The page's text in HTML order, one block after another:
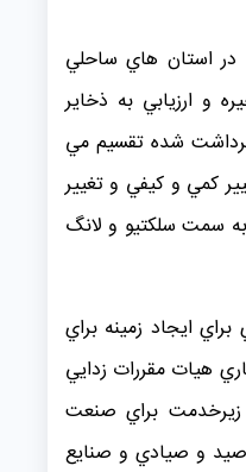
در استان هاي ساحلي
و ارزيابي به ذخاير
شده تقسيم مي
كمي و كيفي و تغيير
سمت سلكتيو و لانگ
ايجاد زمينه براي
هيات مقررات زدايي
۹ خدمت و زيرخدمت براي صنعت
صيد و صيادي و صنايع